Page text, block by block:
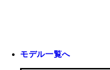
モデル一覧へ